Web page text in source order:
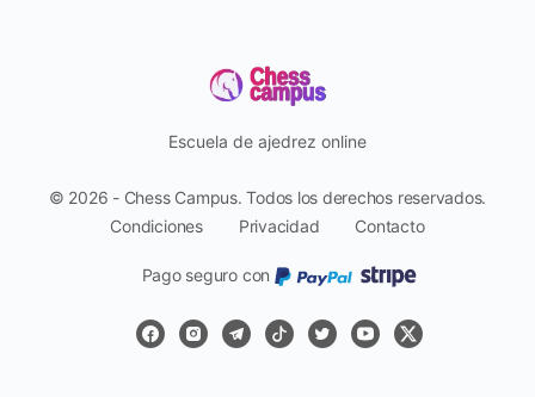
Escuela de ajedrez online
© 2026 - Chess Campus. Todos los derechos reservados.
Condiciones
Privacidad Contacto
Pago seguro con